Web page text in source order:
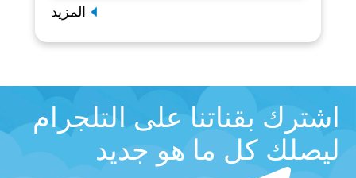
المزيد
اشترك بقناتنا على التلجرام
ليصلك كل ما هو جديد